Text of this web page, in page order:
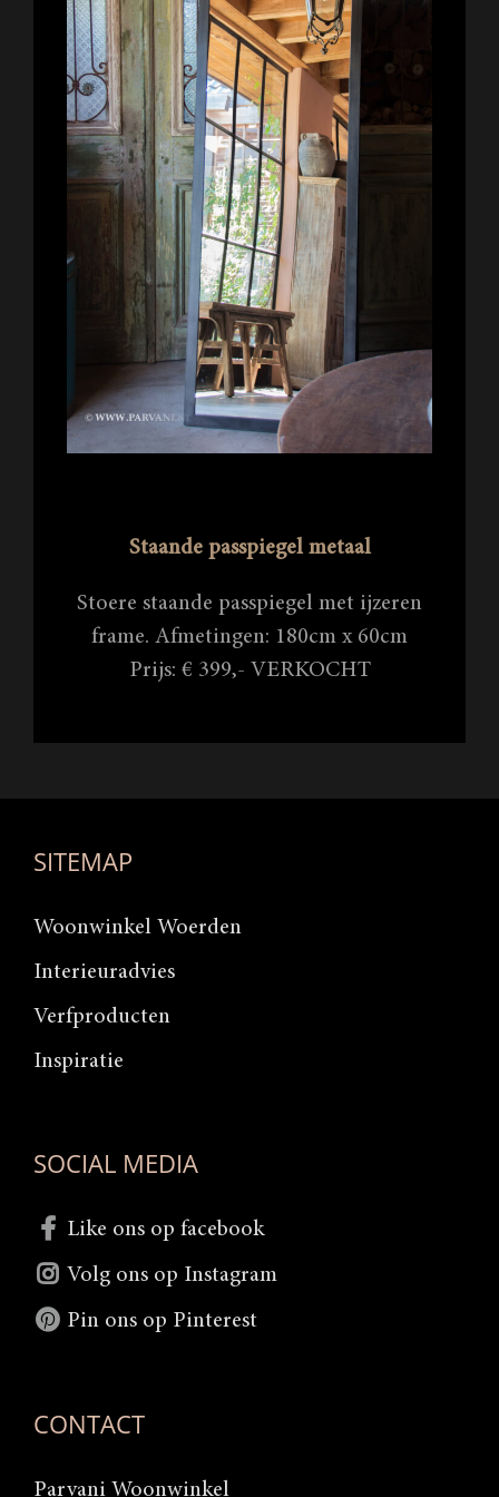
Staande passpiegel metaal
Stoere staande passpiegel met ijzeren
frame. Afmetingen: 180cm x 60cm
Prijs: € 399,- VERKOCHT
SITEMAP
Woonwinkel Woerden
Interieuradvies
Verfproducten
Inspiratie
SOCIAL MEDIA
Like ons op facebook
Volg ons op Instagram
Pin ons op Pinterest
CONTACT
Parvani Woonwinkel